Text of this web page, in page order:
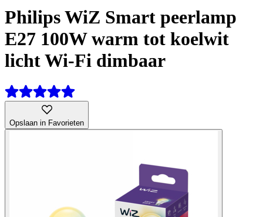
Philips WiZ Smart peerlamp
E27 100W warm tot koelwit
licht Wi-Fi dimbaar
Opslaan in Favorieten